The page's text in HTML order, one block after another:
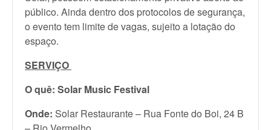
público. Ainda dentro dos protocolos de segurança,
o evento tem limite de vagas, sujeito a lotação do
espaço.
SERVIÇO
O quê: Solar Music Festival
Onde: Solar Restaurante – Rua Fonte do Boi, 24 B